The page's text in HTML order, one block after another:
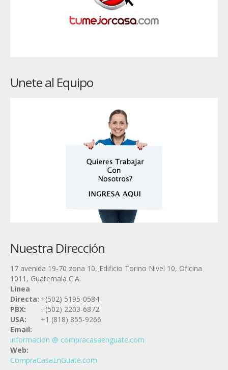
Unete al Equipo
Nuestra Dirección
17 avenida 19-70 zona 10, Edificio Torino Nivel 10, Oficina
1011, Guatemala C.A.
Linea
Directa: +(502) 5195-0584
PBX:
+(502) 2203-6872
USA:
+1 (818) 855-9266
Email:
informacion @ compracasaenguate.com
Web:
CompraCasaEnGuate.com